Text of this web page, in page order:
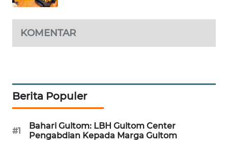
KOMENTAR
Berita Populer
#1
Bahari Gultom: LBH Gultom Center
Pengabdian Kepada Marga Gultom
HEALTH
WAHANA
WAHANA
Network